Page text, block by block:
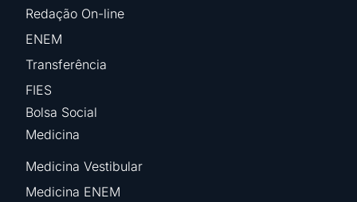
Redação On-line
ENEM
Transferência
FIES
Bolsa Social
Medicina
Medicina Vestibular
Medicina ENEM